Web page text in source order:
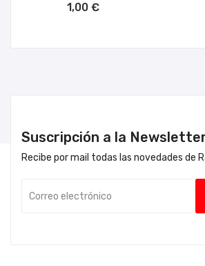
1,00 €
Suscripción a la
Recibe por mail todas las novedades de